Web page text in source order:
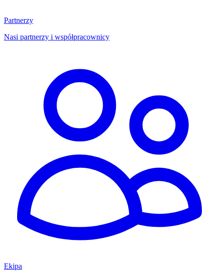
Partnerzy
Nasi partnerzy i współpracownicy
Ekipa